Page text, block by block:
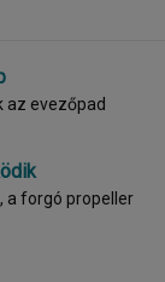
a forgó propeller